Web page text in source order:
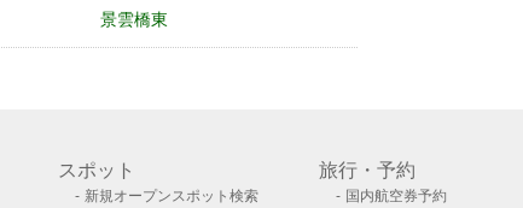
景雲橋東
スポット
新規オープンスポット検索
旅行・予約
国内航空券予約